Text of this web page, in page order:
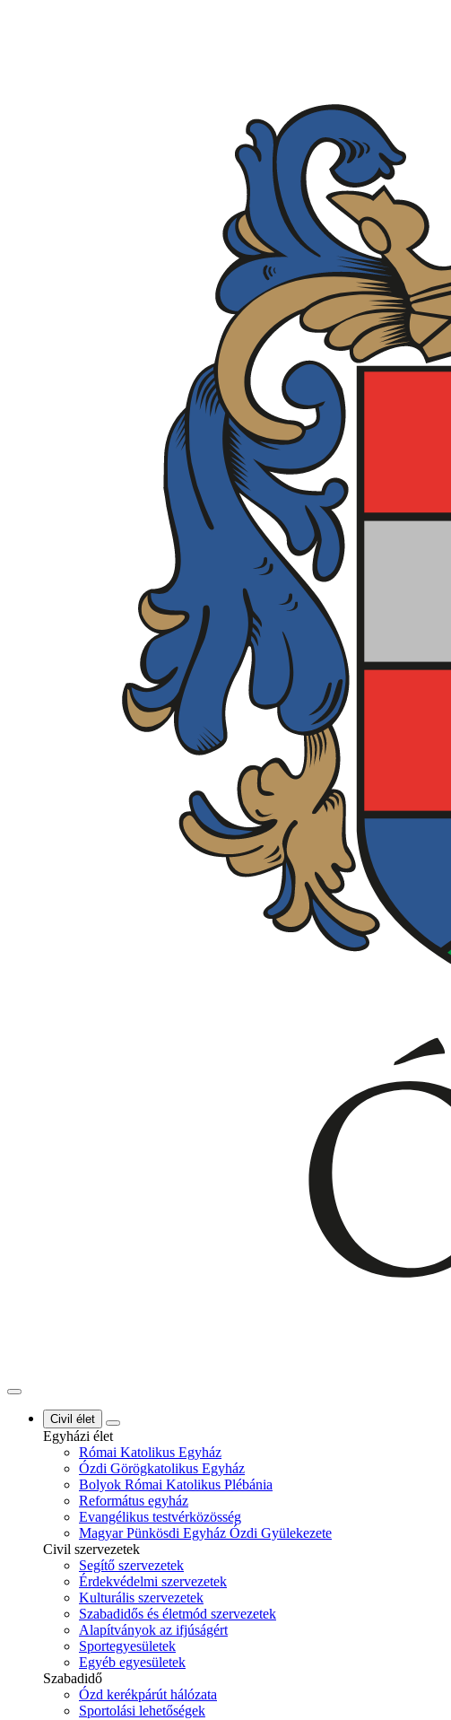
Civil élet
Egyházi élet
Római Katolikus Egyház
Ózdi Görögkatolikus Egyház
Bolyok Római Katolikus Plébánia
Református egyház
Evangélikus testvérközösség
Magyar Pünkösdi Egyház Ózdi Gyülekezete
Civil szervezetek
Segítő szervezetek
Érdekvédelmi szervezetek
Kulturális szervezetek
Szabadidős és életmód szervezetek
Alapítványok az ifjúságért
Sportegyesületek
Egyéb egyesületek
Szabadidő
Ózd kerékpárút hálózata
Sportolási lehetőségek